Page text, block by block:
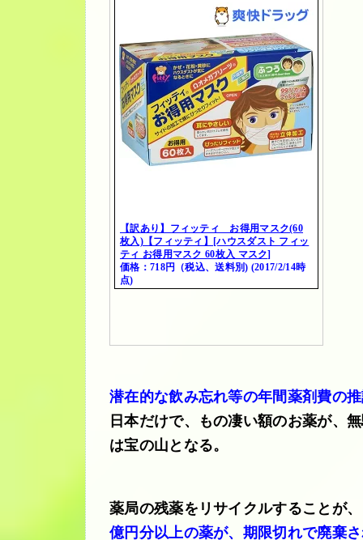
【訳あり】フィッティ お得用マスク(60
枚入)【フィッティ】[ハウスダスト フィッ
ティ お得用マスク 60枚入 マスク]
価格：718円（税込、送料別) (2017/2/14時
点)
潜在的な飲み忘れ等の年間薬剤費の
日本だけで、もの凄い額のお薬が、
は宝の山となる。
薬局の残薬をリサイクルすることが
億円分以上の薬が、期限切れで廃棄